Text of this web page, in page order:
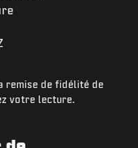
remise de fidélité de
votre lecture.